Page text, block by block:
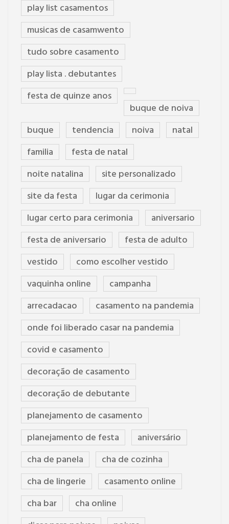
play list casamentos
musicas de casamwento
tudo sobre casamento
play lista . debutantes
festa de quinze anos
buque de noiva
buque
tendencia noiva
natal
familia
festa de natal
noite natalina
site personalizado
site da festa
lugar da cerimonia
lugar certo para cerimonia
aniversario
festa de aniversario
festa de adulto
vestido
como escolher vestido
vaquinha online
campanha
arrecadacao
casamento na pandemia
onde foi liberado casar na pandemia
covid e casamento
decoração de casamento
decoração de debutante
planejamento de casamento
planejamento de festa
aniversário
cha de panela
cha de cozinha
cha de lingerie
casamento online
cha bar
cha online